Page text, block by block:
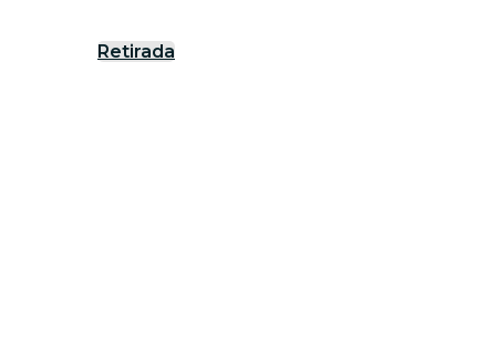
Retirada